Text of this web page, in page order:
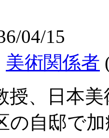
04/15
美術関係者
授、日本
の自邸で